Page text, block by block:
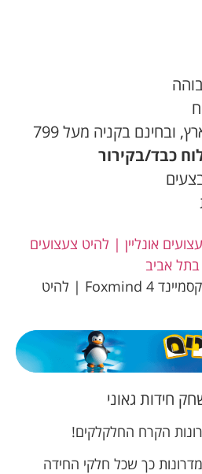
משלוחים לכל הארץ, ובחינם בקניה מעל 799
כבד/בקירור
חידות גאוני
הקרח החלקלקים!
כך שכל חלקי החידה